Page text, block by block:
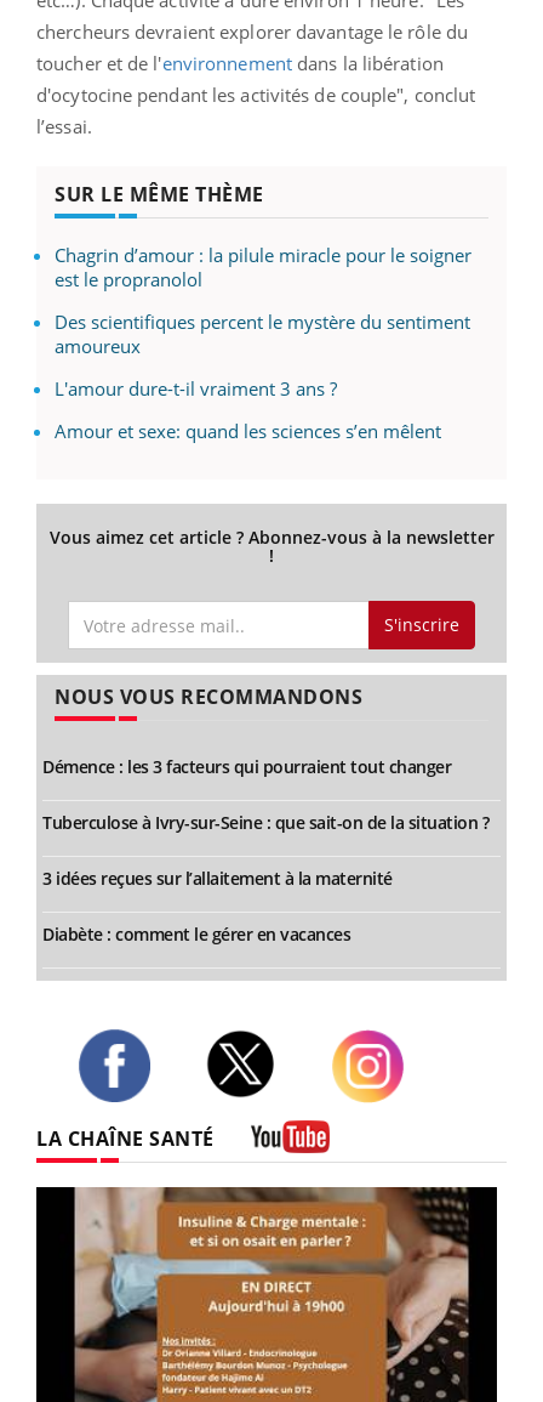
chercheurs devraient explorer davantage le rôle du
toucher et de l'environnementdans la libération
d'ocytocine pendant les activités de couple", conclut
l’essai.
SUR LE MÊME THÈME
Chagrin d’amour : la pilule miracle pour le soigner
est le propranolol
Des scientifiques percent le mystère du sentiment
amoureux
L'amour dure-t-il vraiment 3 ans ?
Amour et sexe: quand les sciences s’en mêlent
Vous aimez cet article ? Abonnez-vous à la newsletter
!
S'inscrire
NOUS VOUS RECOMMANDONS
Démence : les 3 facteurs qui pourraient tout changer
Tuberculose à Ivry-sur-Seine : que sait-on de la situation ?
3 idées reçues sur l’allaitement à la maternité
Diabète : comment le gérer en vacances
LA CHAÎNE SANTÉ